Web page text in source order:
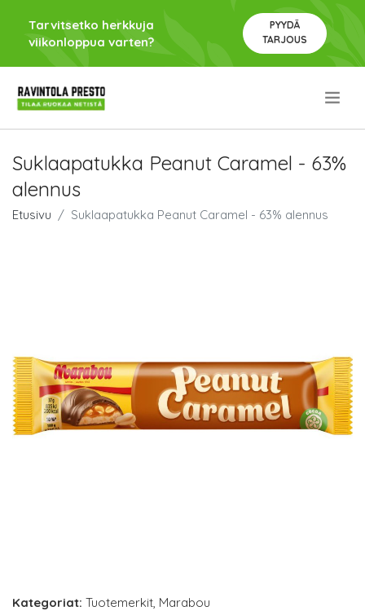
Tarvitsetko herkkuja
viikonloppua varten?
PYYDÄ
TARJOUS
Suklaapatukka Peanut Caramel - 63%
alennus
Etusivu Suklaapatukka Peanut Caramel - 63% alennus
Kategoriat: Tuotemerkit, Marabou